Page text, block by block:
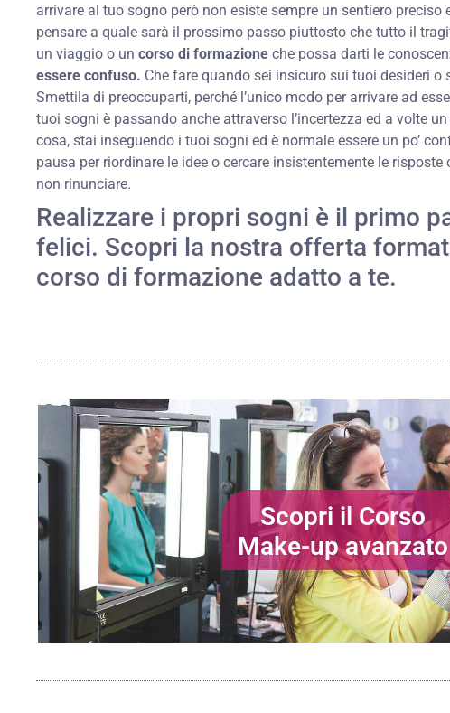
arrivare al tuo sogno però non esiste sempre un sentiero preciso
pensare a quale sarà il prossimo passo piuttosto che tutto il
un viaggio o un corso di formazione che possa darti le
essere confuso. Che fare quando sei insicuro sui tuoi desideri o
Smettila di preoccuparti, perché l’unico modo per arrivare ad
tuoi sogni è passando anche attraverso l’incertezza ed a volte
cosa, stai inseguendo i tuoi sogni ed è normale essere un po’
pausa per riordinare le idee o cercare insistentemente le risposte
non rinunciare.
Realizzare i propri sogni è il primo
felici. Scopri la nostra offerta
corso di formazione adatto a te.
Scopri il Corso
Make-up avanzato